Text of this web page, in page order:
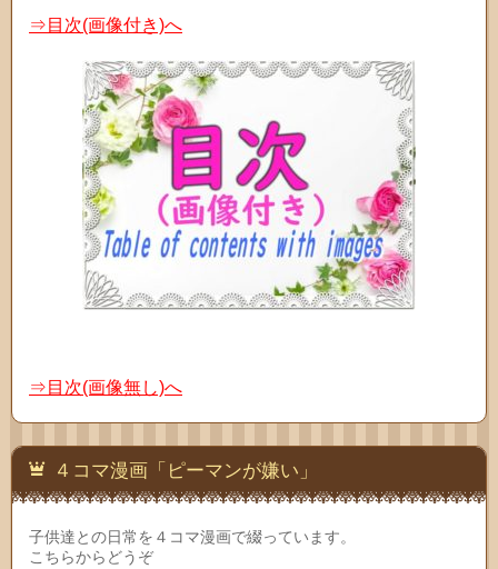
⇒目次(画像付き)へ
⇒目次(画像無し)へ
４コマ漫画「ピーマンが嫌い」
子供達との日常を４コマ漫画で綴っています。
こちらからどうぞ